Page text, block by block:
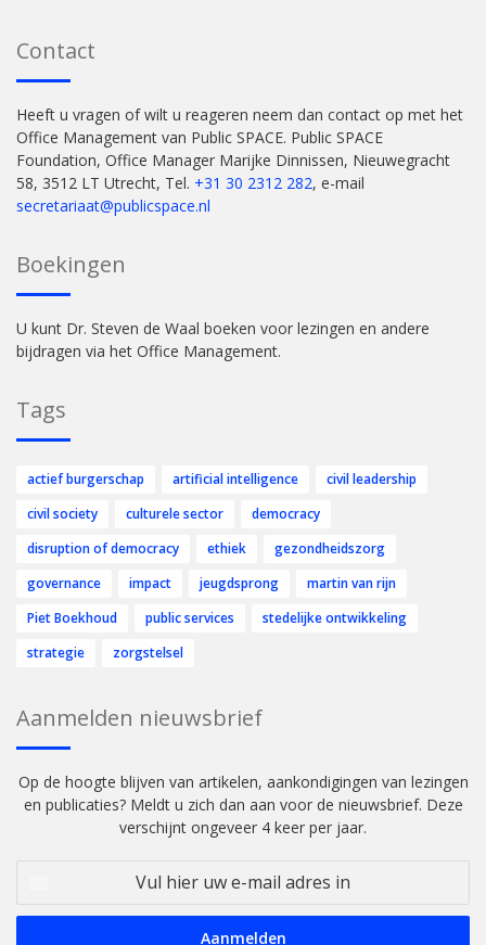
Contact
Heeft u vragen of wilt u reageren neem dan contact op met het
Office Management van Public SPACE. Public SPACE
Foundation, Office Manager Marijke Dinnissen, Nieuwegracht
58, 3512 LT Utrecht, Tel. +31 30 2312 282, e-mail
secretariaat@publicspace.nl
Boekingen
U kunt Dr. Steven de Waal boeken voor lezingen en andere
bijdragen via het Office Management.
Tags
actief burgerschap artificial intelligence
civil leadership
civil society
culturele sector
democracy
disruption of democracy
ethiek
gezondheidszorg
governance
impact jeugdsprong
martin van rijn
Piet Boekhoud
public services
stedelijke ontwikkeling
strategie
zorgstelsel
Aanmelden nieuwsbrief
Op de hoogte blijven van artikelen, aankondigingen van lezingen
en publicaties? Meldt u zich dan aan voor de nieuwsbrief. Deze
verschijnt ongeveer 4 keer per jaar.
uw